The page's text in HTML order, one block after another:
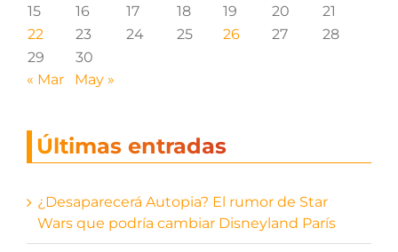
15
16 17 18 19 20
21
22
23 24 25 26 27
28
29
30
« Mar
May »
Últimas entradas
¿Desaparecerá Autopia? El rumor de Star
Wars que podría cambiar Disneyland París